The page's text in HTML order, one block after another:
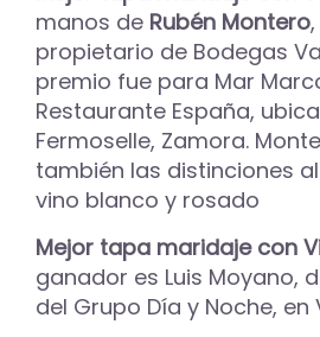
manos de Rubén Montero
propietario de Bodegas
premio fue para Mar
Restaurante España,
Fermoselle, Zamora.
también las distinciones
vino blanco y rosado
Mejor tapa maridaje con
ganador es Luis Moyano,
del Grupo Día y Noche, en